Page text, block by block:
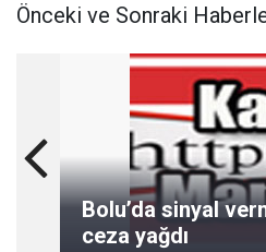
Önceki ve Sonraki
Bolu’da sinyal
ceza yağdı